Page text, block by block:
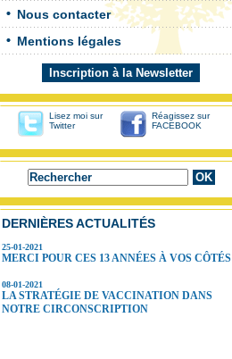
Nous contacter
Mentions légales
Inscription à la Newsletter
Lisez moi sur
Twitter
Réagissez sur
FACEBOOK
DERNIÈRES ACTUALITÉS
25-01-2021
MERCI POUR CES 13 ANNÉES À VOS CÔTÉS
08-01-2021
LA STRATÉGIE DE VACCINATION DANS
NOTRE CIRCONSCRIPTION